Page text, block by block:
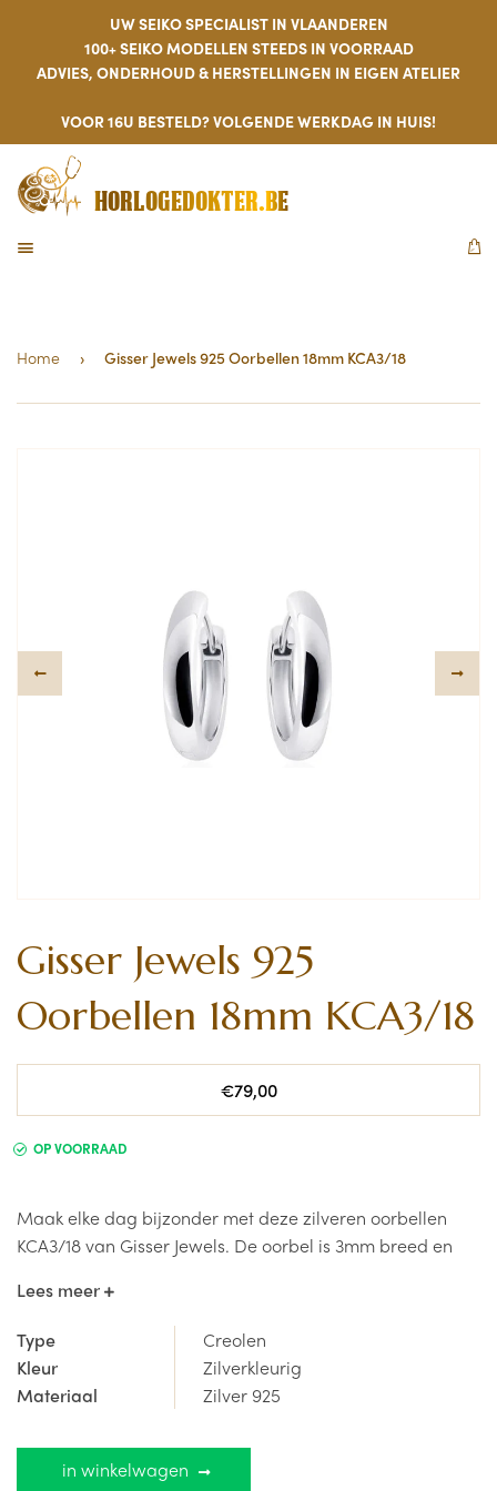
UW SEIKO SPECIALIST IN VLAANDEREN
100+ SEIKO MODELLEN STEEDS IN VOORRAAD
ADVIES, ONDERHOUD & HERSTELLINGEN IN EIGEN ATELIER
VOOR 16U BESTELD? VOLGENDE WERKDAG IN HUIS!
HORLOGEDOKTER.BE
Home › Gisser Jewels 925 Oorbellen 18mm KCA3/18
Gisser Jewels 925
Oorbellen 18mm KCA3/18
€79,00
OP VOORRAAD
Maak elke dag bijzonder met deze zilveren oorbellen
KCA3/18 van Gisser Jewels. De oorbel is 3mm breed en
De juwelen van Gisser Jewels zijn steeds vervaardigd uit
Sterling Zilver 925 en worden afgewerkt met een laagje
rhodium om langdurige glans te garanderen.
veilig en eenvoudig in onze online shop.
Lees meer
Type
Creolen
Kleur
Zilverkleurig
Materiaal
Zilver 925
in winkelwagen